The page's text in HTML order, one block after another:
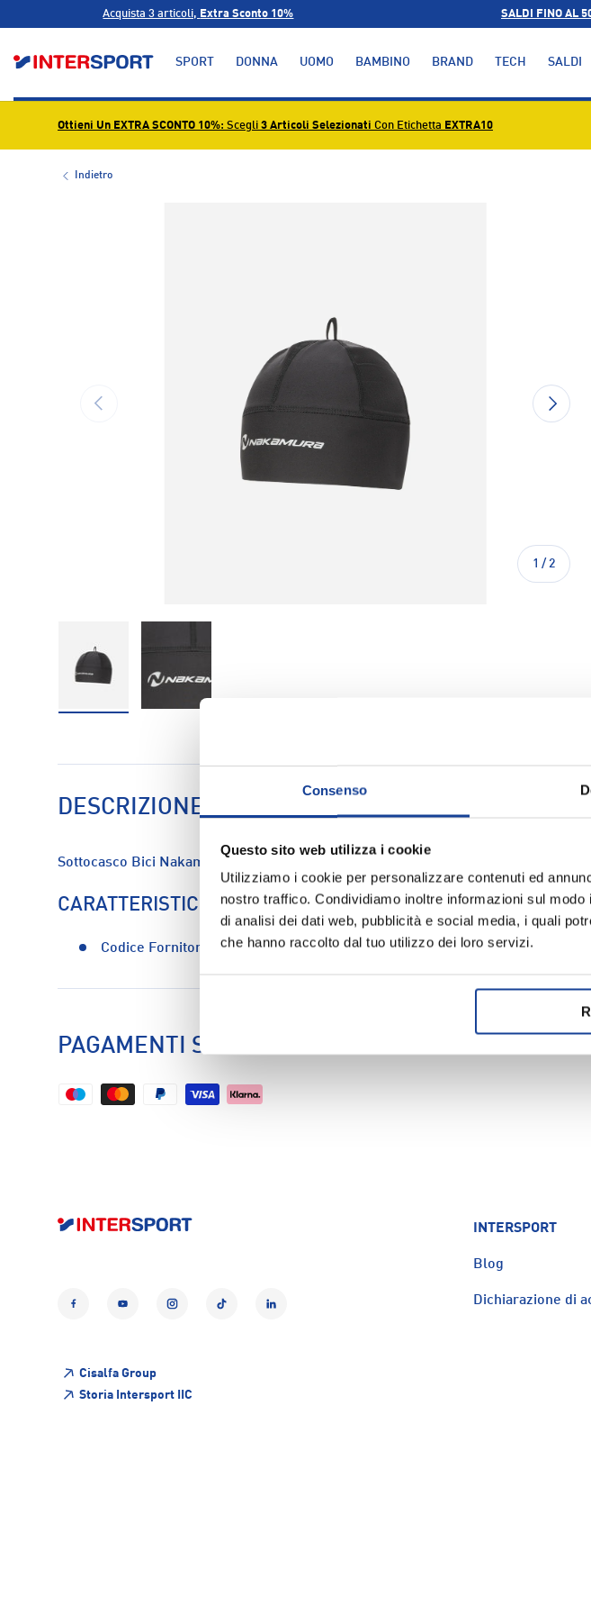
Consenso
Questo sito web utilizza i cookie
Utilizziamo i cookie per personalizzare contenuti ed
nostro traffico. Condividiamo inoltre informazioni sul
di analisi dei dati web, pubblicità e social media, i quali
che hanno raccolto dal tuo utilizzo dei loro servizi.
Acquista 3 articoli, Extra Sconto 10% SALDI FINO AL
SPORT DONNA UOMO BAMBINO BRAND TECH SALDI
Ottieni Un EXTRA SCONTO 10%: Scegli 3 Articoli Selezionati Con Etichetta EXTRA10
Indietro
INDIETRO
1 /di
2
AVANTI
DESCRIZIONE
Sottocasco Bici Nakamura Bike - Unisex
CARATTERISTICHE
Codice Fornitore: nm02crnm112-050
PAGAMENTI SICURI
YouTubeInstagramTikTok LinkedIn
Cisalfa Group
Storia Intersport IIC
INTERSPORT
Blog
Dichiarazione di